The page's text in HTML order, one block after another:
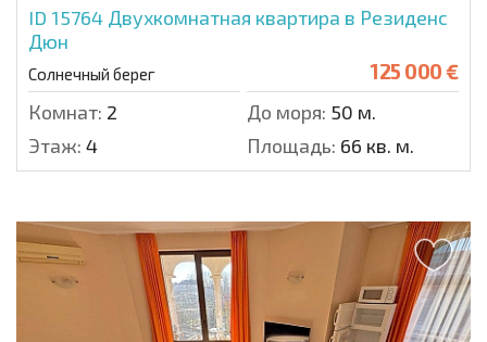
ID 15764 Двухкомнатная квартира в Резиденс
Дюн
Солнечный берег 125 000 €
Комнат: 2 До моря: 50 м.
Этаж: 4 Площадь: 66 кв. м.